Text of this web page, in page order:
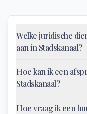
Welke juridische
aan in Stadskanaal?
Hoe kan ik een
Stadskanaal?
Hoe vraag ik een